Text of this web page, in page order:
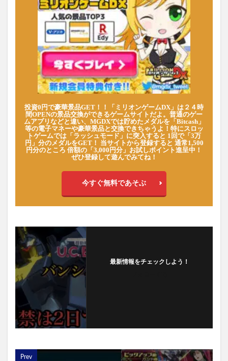
投資0円で豪華景品GET！！「ミリオンゲームDX」は２４時
間OPENの景品交換ができるゲームサイトだよ。普通のゲー
ムアプリなどと違い、MGDXでは貯めたメダルを「Bitcash」
等の電子マネーや豪華景品と交換できちゃうよ！特にスロッ
トゲームでは「ラッシュモード」に突入すると 1回で「3万
円」分のメダルをGET！ 当サイトから登録すると 通常1,500
円分のところ 倍額の「3,000円分」お試しポイント進呈中！
ぜひ登録して遊んでみてね！
今すぐ無料であそぶ
最新情報をチェックしよう！
Prev